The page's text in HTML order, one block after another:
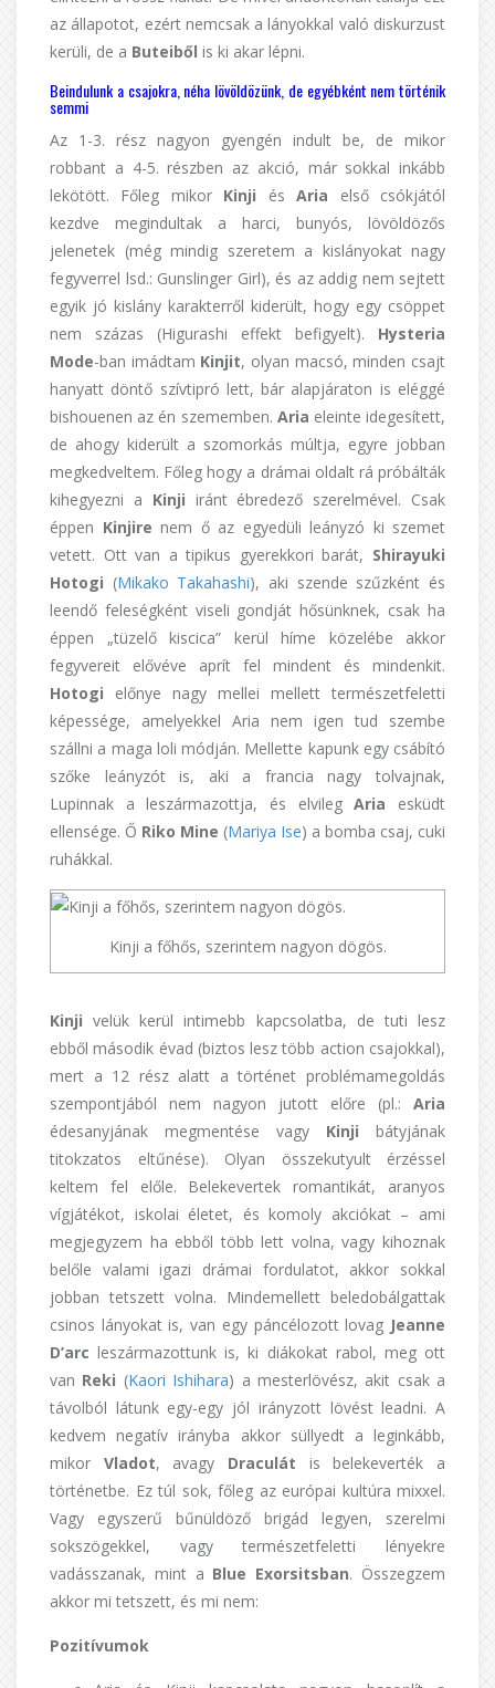
az állapotot, ezért nemcsak a lányokkal való diskurzust
kerüli, de a Buteiből is ki akar lépni.
Beindulunk a csajokra, néha lövöldözünk, de egyébként nem történik
semmi
Az 1-3. rész nagyon gyengén indult be, de mikor
robbant a 4-5. részben az akció, már sokkal inkább
lekötött. Főleg mikor Kinji ésAria első csókjától
kezdve megindultak a harci, bunyós, lövöldözős
jelenetek (még mindig szeretem a kislányokat nagy
fegyverrel lsd.: Gunslinger Girl), és az addig nem sejtett
egyik jó kislány karakterről kiderült, hogy egy csöppet
nem százas (Higurashi effekt befigyelt). Hysteria
Mode-ban imádtam Kinjit, olyan macsó, minden csajt
hanyatt döntő szívtipró lett, bár alapjáraton is eléggé
bishouenen az én szememben. Aria eleinte idegesített,
de ahogy kiderült a szomorkás múltja, egyre jobban
megkedveltem. Főleg hogy a drámai oldalt rá próbálták
kihegyezni a Kinji iránt ébredező szerelmével. Csak
éppen Kinjire nem ő az egyedüli leányzó ki szemet
vetett. Ott van a tipikus gyerekkori barát, Shirayuki
Hotogi (Mikako Takahashi), aki szende szűzként és
leendő feleségként viseli gondját hősünknek, csak ha
éppen „tüzelő kiscica” kerül híme közelébe akkor
fegyvereit elővéve aprít fel mindent és mindenkit.
Hotogi előnye nagy mellei mellett természetfeletti
képessége, amelyekkel Aria nem igen tud szembe
szállni a maga loli módján. Mellette kapunk egy csábító
szőke leányzót is, aki a francia nagy tolvajnak,
Lupinnak a leszármazottja, és elvilegAria esküdt
ellensége. Ő Riko Mine (Mariya Ise) a bomba csaj, cuki
ruhákkal.
Kinji a főhős, szerintem nagyon dögös.
Kinjivelük kerül intimebb kapcsolatba, de tuti lesz
ebből második évad (biztos lesz több action csajokkal),
mert a 12 rész alatt a történet problémamegoldás
szempontjából nem nagyon jutott előre (pl.: Aria
édesanyjának megmentése vagy Kinji bátyjának
titokzatos eltűnése). Olyan összekutyult érzéssel
keltem fel előle. Belekevertek romantikát, aranyos
vígjátékot, iskolai életet, és komoly akciókat – ami
megjegyzem ha ebből több lett volna, vagy kihoznak
belőle valami igazi drámai fordulatot, akkor sokkal
jobban tetszett volna. Mindemellett beledobálgattak
csinos lányokat is, van egy páncélozott lovag Jeanne
D’arc leszármazottunk is, ki diákokat rabol, meg ott
van Reki (Kaori Ishihara) a mesterlövész, akit csak a
távolból látunk egy-egy jól irányzott lövést leadni. A
kedvem negatív irányba akkor süllyedt a leginkább,
mikor Vladot, avagy Draculát is belekeverték a
történetbe. Ez túl sok, főleg az európai kultúra mixxel.
Vagy egyszerű bűnüldöző brigád legyen, szerelmi
sokszögekkel, vagy természetfeletti lényekre
vadásszanak, mint a Blue Exorsitsban. Összegzem
akkor mi tetszett, és mi nem:
Pozitívumok